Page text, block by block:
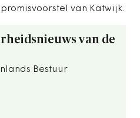
van Katwijk.
van de
Bestuur